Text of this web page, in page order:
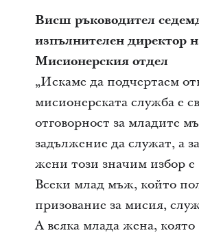
Висш ръководител
изпълнителен директор
Мисионерския отдел
„Искаме да подчертаем
мисионерската служба е
отговорност за младите
задължение да служат, а
жени този значим избор
Всеки млад мъж, който
призование за мисия,
А всяка млада жена,